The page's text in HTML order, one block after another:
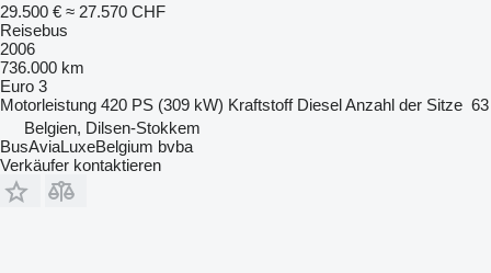
29.500 € ≈ 27.570 CHF
Reisebus
2006
736.000 km
Euro 3
Motorleistung 420 PS (309 kW) Kraftstoff DieselAnzahl der Sitze 63
Belgien, Dilsen-Stokkem
BusAviaLuxeBelgium bvba
Verkäufer kontaktieren